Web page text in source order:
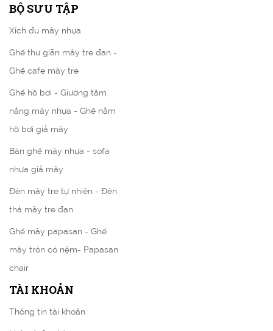
BỘ SƯU TẬP
Xích đu mây nhựa
Ghế thư giãn mây tre đan -
Ghế cafe mây tre
Ghế hồ bơi - Giường tắm
nắng mây nhựa - Ghế nằm
hồ bơi giả mây
Bàn ghế mây nhựa - sofa
nhựa giả mây
Đèn mây tre tự nhiên - Đèn
thả mây tre đan
Ghế mây papasan - Ghế
mây tròn có nệm- Papasan
chair
TÀI KHOẢN
Thông tin tài khoản